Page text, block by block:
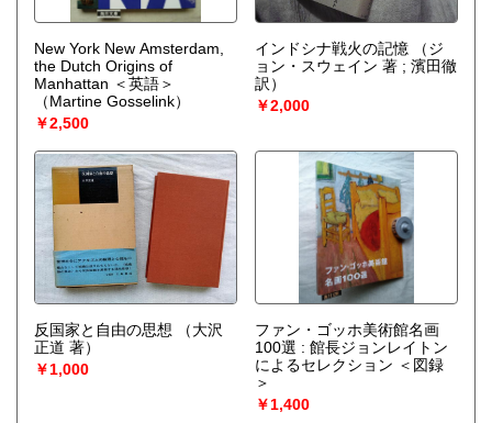
New York New Amsterdam,
the Dutch Origins of
Manhattan ＜英語＞
（Martine Gosselink）
￥2,500
インドシナ戦火の記憶
（ジ
ョン・スウェイン 著 ; 濱田徹
訳）
￥2,000
反国家と自由の思想
（大沢
正道 著）
￥1,000
ファン・ゴッホ美術館名画
100選 : 館長ジョンレイトン
によるセレクション ＜図録
＞
￥1,400